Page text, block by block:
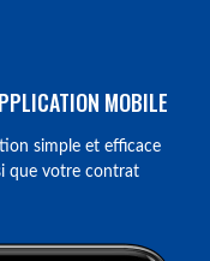
MOBILE
simple et efficace
que votre contrat